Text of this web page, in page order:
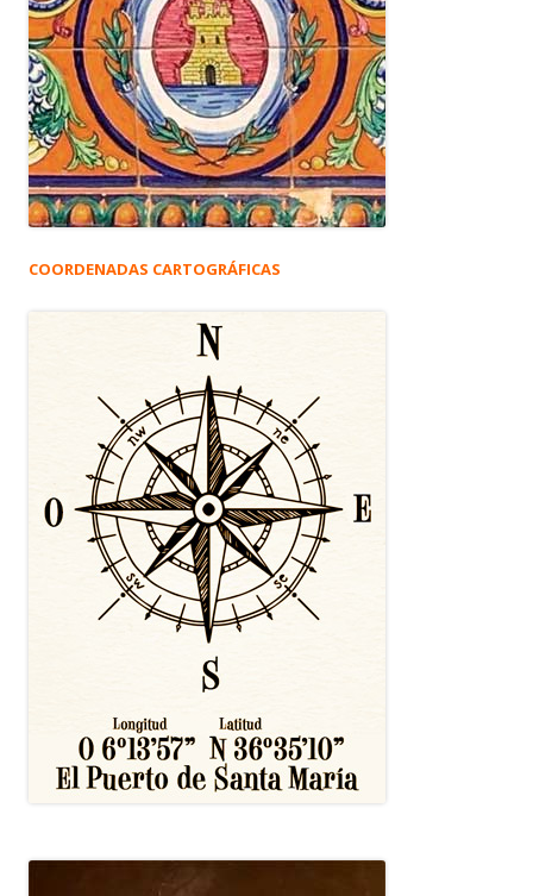
COORDENADAS CARTOGRÁFICAS